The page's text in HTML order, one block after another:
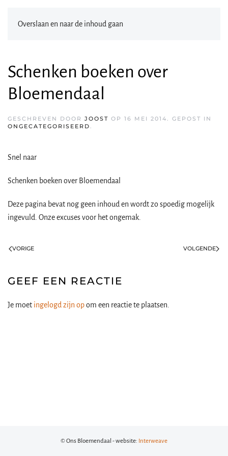
Overslaan en naar de inhoud gaan
Schenken boeken over
Bloemendaal
GESCHREVEN DOOR JOOST OP 16 MEI 2014. GEPOST IN
ONGECATEGORISEERD.
Snel naar
Schenken boeken over Bloemendaal
Deze pagina bevat nog geen inhoud en wordt zo spoedig mogelijk
ingevuld. Onze excuses voor het ongemak.
VORIGE VOLGENDE
GEEF EEN REACTIE
Je moet ingelogd zijn opom een reactie te plaatsen.
© Ons Bloemendaal - website: Interweave